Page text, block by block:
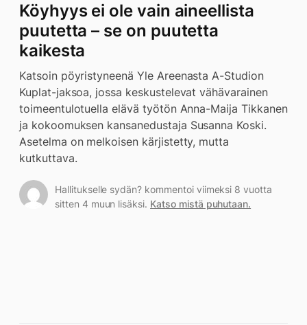
Köyhyys ei ole vain aineellista
puutetta – se on puutetta
kaikesta
Katsoin pöyristyneenä Yle Areenasta A-Studion
Kuplat-jaksoa, jossa keskustelevat vähävarainen
toimeentulotuella elävä työtön Anna-Maija Tikkanen
ja kokoomuksen kansanedustaja Susanna Koski.
Asetelma on melkoisen kärjistetty, mutta
kutkuttava.
Hallitukselle sydän? kommentoi viimeksi 8 vuotta
sitten 4 muun lisäksi. Katso mistä puhutaan.